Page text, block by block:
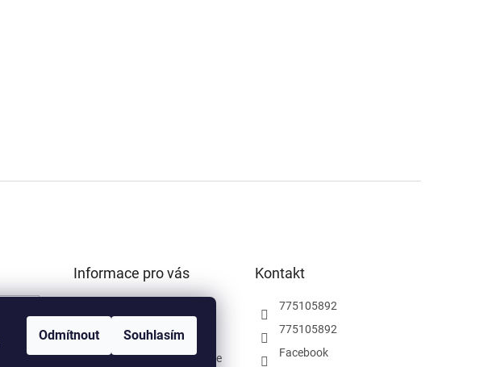
Odmítnout Souhlasím
Informace pro vás
Podmínky ochrany osobních
údajů
Kamenná prodejna Pardubice
Kontakt
775105892
775105892
Facebook